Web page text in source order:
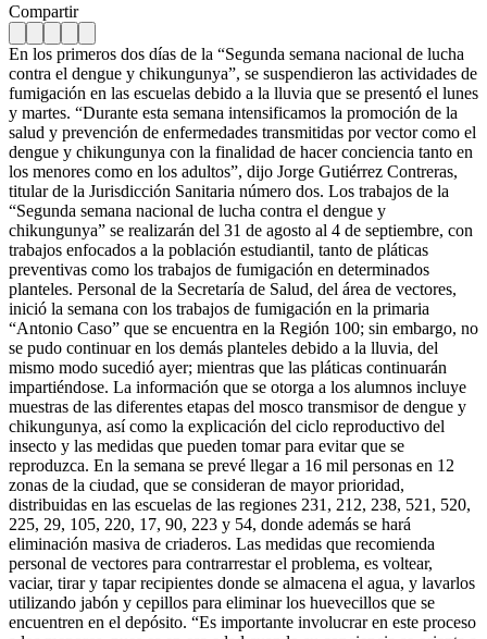
Compartir
En los primeros dos días de la “Segunda semana nacional de lucha
contra el dengue y chikungunya”, se suspendieron las actividades de
fumigación en las escuelas debido a la lluvia que se presentó el lunes
y martes. “Durante esta semana intensificamos la promoción de la
salud y prevención de enfermedades transmitidas por vector como el
dengue y chikungunya con la finalidad de hacer conciencia tanto en
los menores como en los adultos”, dijo Jorge Gutiérrez Contreras,
titular de la Jurisdicción Sanitaria número dos. Los trabajos de la
“Segunda semana nacional de lucha contra el dengue y
chikungunya” se realizarán del 31 de agosto al 4 de septiembre, con
trabajos enfocados a la población estudiantil, tanto de pláticas
preventivas como los trabajos de fumigación en determinados
planteles. Personal de la Secretaría de Salud, del área de vectores,
inició la semana con los trabajos de fumigación en la primaria
“Antonio Caso” que se encuentra en la Región 100; sin embargo, no
se pudo continuar en los demás planteles debido a la lluvia, del
mismo modo sucedió ayer; mientras que las pláticas continuarán
impartiéndose. La información que se otorga a los alumnos incluye
muestras de las diferentes etapas del mosco transmisor de dengue y
chikungunya, así como la explicación del ciclo reproductivo del
insecto y las medidas que pueden tomar para evitar que se
reproduzca. En la semana se prevé llegar a 16 mil personas en 12
zonas de la ciudad, que se consideran de mayor prioridad,
distribuidas en las escuelas de las regiones 231, 212, 238, 521, 520,
225, 29, 105, 220, 17, 90, 223 y 54, donde además se hará
eliminación masiva de criaderos. Las medidas que recomienda
personal de vectores para contrarrestar el problema, es voltear,
vaciar, tirar y tapar recipientes donde se almacena el agua, y lavarlos
utilizando jabón y cepillos para eliminar los huevecillos que se
encuentren en el depósito. “Es importante involucrar en este proceso